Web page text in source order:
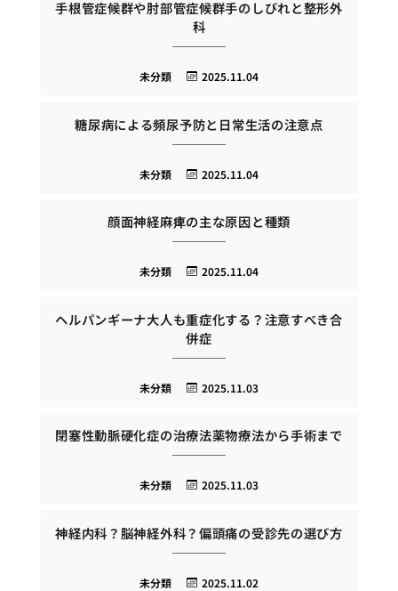
手根管症候群や肘部管症候群手のしびれと整形外
科
2025.11.04
未分類
糖尿病による頻尿予防と日常生活の注意点
2025.11.04
未分類
顔面神経麻痺の主な原因と種類
2025.11.04
未分類
ヘルパンギーナ大人も重症化する？注意すべき合
併症
2025.11.03
未分類
閉塞性動脈硬化症の治療法薬物療法から手術まで
2025.11.03
未分類
神経内科？脳神経外科？偏頭痛の受診先の選び方
2025.11.02
未分類